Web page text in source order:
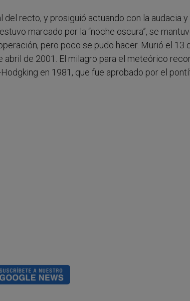
recto, y prosiguió actuando con la audacia y
marcado por la “noche oscura”, se
pero poco se pudo hacer. Murió el 13
abril de 2001. El milagro para el meteórico
en 1981, que fue aprobado por el